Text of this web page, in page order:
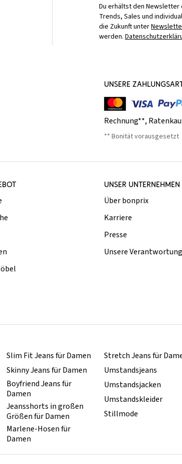
Du erhältst den Newsletter
Trends, Sales und
die Zukunft unter
werden.
UNSERE
Rechnung**,
** Bonität vorausgesetzt
UNSER UNTERNEHMEN
Über bonprix
Karriere
Presse
Unsere Verantwortung
Slim Fit Jeans für Damen
Skinny Jeans für Damen
Boyfriend Jeans für
Damen
Jeansshorts in großen
Größen für Damen
Marlene-Hosen für
Damen
Stretch Jeans für
Umstandsjeans
Umstandsjacken
Umstandskleider
Stillmode